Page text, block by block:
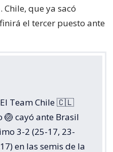
que ya sacó
el tercer puesto ante
El Team Chile 🇨🇱
cayó ante Brasil
3-2 (25-17, 23-
en las semis de la